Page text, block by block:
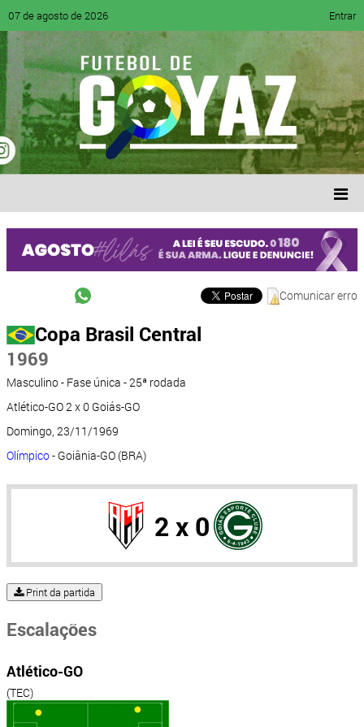
07 de agosto de 2026 Entrar
Comunicar erro
Copa Brasil Central
1969
Masculino - Fase única - 25ª rodada
Atlético-GO 2 x 0 Goiás-GO
Domingo, 23/11/1969
Olímpico- Goiânia-GO (BRA)
2 x 0
Print da partida
Escalações
Atlético-GO
(TEC)